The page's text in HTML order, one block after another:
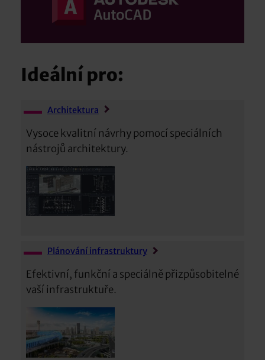
Ideální pro:
Architektura
Vysoce kvalitní návrhy pomocí speciálních
nástrojů architektury.
Plánování infrastruktury
Efektivní, funkční a speciálně přizpůsobitelné
vaší infrastruktuře.